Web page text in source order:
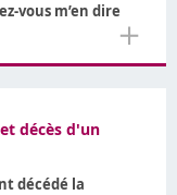
vous m’en dire＋
décès d'un
décédé la